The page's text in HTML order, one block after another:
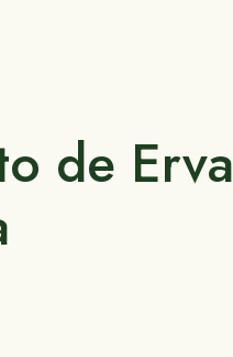
de Erva